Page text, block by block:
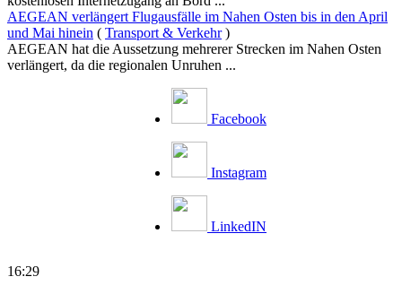
AEGEAN verlängert Flugausfälle im Nahen Osten bis in den April
und Mai hinein ( Transport & Verkehr)
AEGEAN hat die Aussetzung mehrerer Strecken im Nahen Osten
verlängert, da die regionalen Unruhen ...
Facebook
Instagram
LinkedIN
16:29